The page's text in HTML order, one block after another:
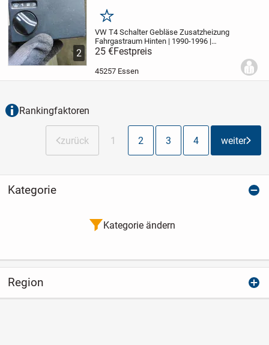
2
Merken
VW T4 Schalter Gebläse Zusatzheizung
Fahrgastraum Hinten | 1990-1996 |
701959531Beschreibung:
steht hier ein originaler Schalter für das
hintere Gebläse / den Fahrgastraum-
25 €Festpreis
45257 Essen
Rankingfaktoren
zurück 1 2 3 4 weiter
Kategorie
Kategorie ändern
Region